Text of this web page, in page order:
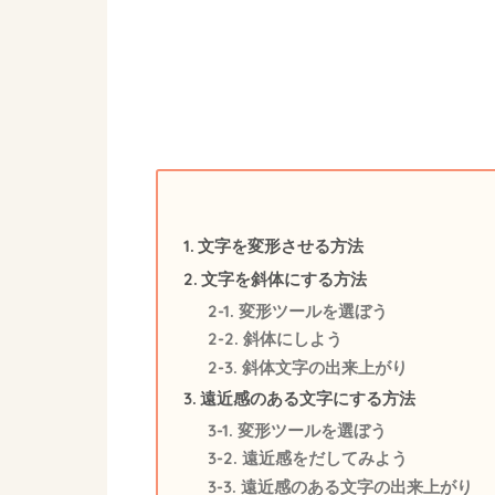
文字を変形させる方法
文字を斜体にする方法
変形ツールを選ぼう
斜体にしよう
斜体文字の出来上がり
遠近感のある文字にする方法
変形ツールを選ぼう
遠近感をだしてみよう
遠近感のある文字の出来上がり